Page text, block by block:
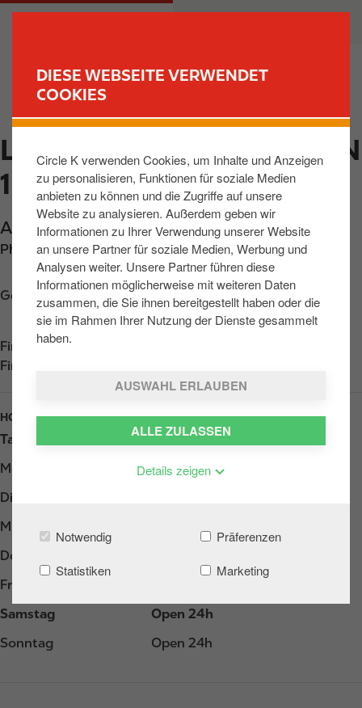
DIESE WEBSEITE VERWENDET
COOKIES
Circle K verwenden Cookies, um Inhalte und Anzeigen
zu personalisieren, Funktionen für soziale Medien
anbieten zu können und die Zugriffe auf unsere
Website zu analysieren. Außerdem geben wir
Informationen zu Ihrer Verwendung unserer Website
an unsere Partner für soziale Medien, Werbung und
Analysen weiter. Unsere Partner führen diese
Informationen möglicherweise mit weiteren Daten
zusammen, die Sie ihnen bereitgestellt haben oder die
sie im Rahmen Ihrer Nutzung der Dienste gesammelt
haben.
AUSWAHL ERLAUBEN
ALLE ZULASSEN
Details zeigen
Notwendig
Präferenzen
Statistiken
Marketing
u
m
I
h
a
M
v
LEDERHOSE, AUTOBAHN
1
An der Autobahn 1,Lederhose,07589,DE
Phone: +4936604993944
Get directions
Find us onApp Store
Find us on
HOURS
Tag
Opening hours
Montag
Open 24h
Dienstag
Mittwoch
Donnerstag
Freitag
Samstag
Open 24h
Sonntag
Open 24h